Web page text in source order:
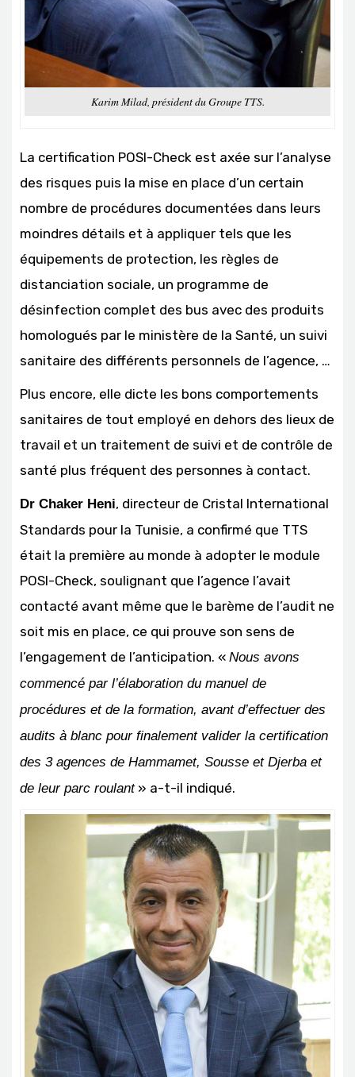
Karim Milad, président du Groupe TTS.
La certification POSI-Check est axée sur l’analyse
des risques puis la mise en place d’un certain
nombre de procédures documentées dans leurs
moindres détails et à appliquer tels que les
équipements de protection, les règles de
distanciation sociale, un programme de
désinfection complet des bus avec des produits
homologués par le ministère de la Santé, un suivi
sanitaire des différents personnels de l’agence, …
Plus encore, elle dicte les bons comportements
sanitaires de tout employé en dehors des lieux de
travail et un traitement de suivi et de contrôle de
santé plus fréquent des personnes à contact.
Dr Chaker Heni, directeur de Cristal International
Standards pour la Tunisie, a confirmé que TTS
était la première au monde à adopter le module
POSI-Check, soulignant que l’agence l’avait
contacté avant même que le barème de l’audit ne
soit mis en place, ce qui prouve son sens de
l’engagement de l’anticipation. « Nous avons
commencé par l’élaboration du manuel de
procédures et de la formation, avant d’effectuer des
audits à blanc pour finalement valider la certification
des 3 agences de Hammamet, Sousse et Djerba et
de leur parc roulant» a-t-il indiqué.